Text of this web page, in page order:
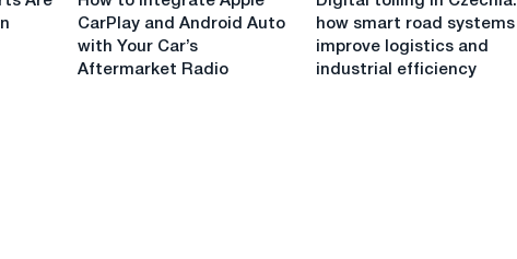
Integrate
CarPlay and Android Auto
with Your Car’s
Aftermarket Radio
tolling
Czechia:
how smart road systems
improve logistics and
industrial efficiency